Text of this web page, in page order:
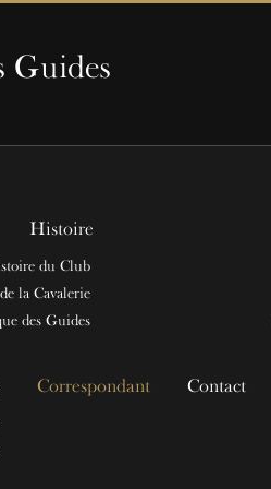
Guides
Histoire
du Club
la Cavalerie
des Guides
Correspondant Contact